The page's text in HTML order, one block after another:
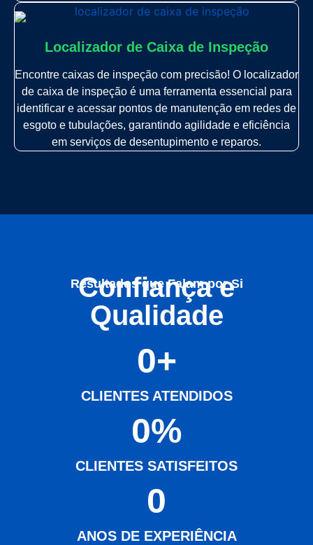
Localizador de Caixa de Inspeção
Encontre caixas de inspeção com precisão! O localizador
de caixa de inspeção é uma ferramenta essencial para
identificar e acessar pontos de manutenção em redes de
esgoto e tubulações, garantindo agilidade e eficiência
em serviços de desentupimento e reparos.
Resultados que Falam por Si
Confiança e
Qualidade
CLIENTES ATENDIDOS
0+
CLIENTES SATISFEITOS
0%
ANOS DE EXPERIÊNCIA
0